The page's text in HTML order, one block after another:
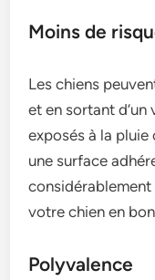
Moins de
Les chiens
et en sortant
exposés à la pluie
une surface
votre chien en
Polyvalence